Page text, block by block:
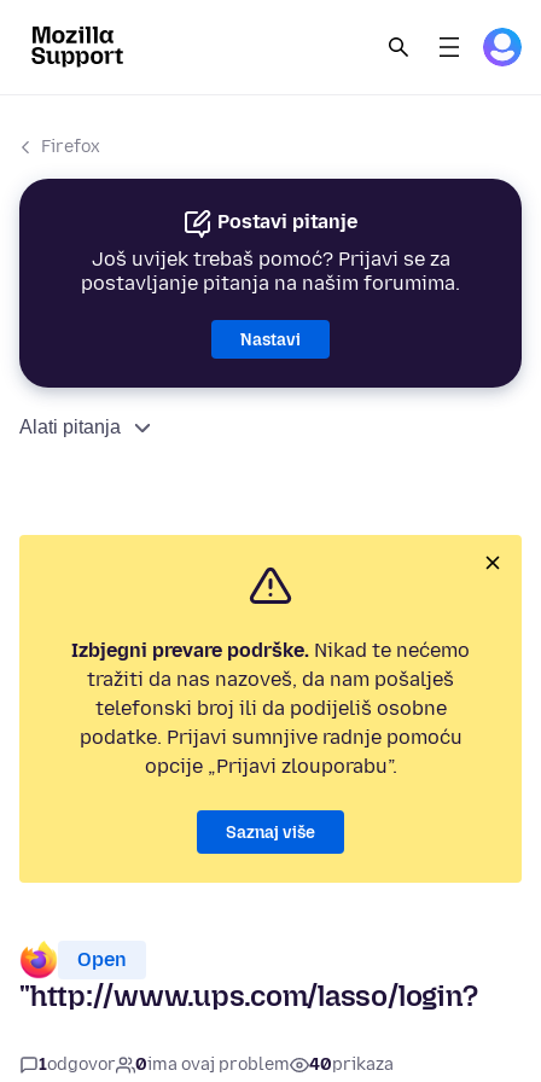
Firefox
Postavi pitanje
Još uvijek trebaš pomoć? Prijavi se za
postavljanje pitanja na našim forumima.
Nastavi
Alati pitanja
Izbjegni prevare podrške. Nikad te nećemo
tražiti da nas nazoveš, da nam pošalješ
telefonski broj ili da podijeliš osobne
podatke. Prijavi sumnjive radnje pomoću
opcije „Prijavi zlouporabu”.
Saznaj više
Open
"http://www.ups.com/lasso/login?
1odgovor 0ima ovaj problem 40prikaza